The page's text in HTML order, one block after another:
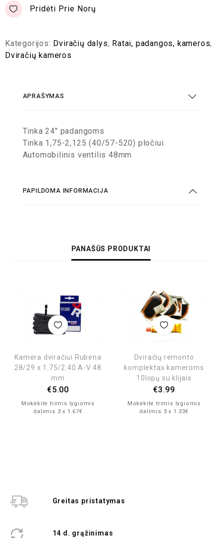
Pridėti Prie Norų
Kategorijos: Dviračių dalys, Ratai, padangos, kameros,
Dviračių kameros
APRAŠYMAS
Tinka 24″ padangoms
Tinka 1,75-2,125 (40/57-520) pločiui
Automobilinis ventilis 48mm
PAPILDOMA INFORMACIJA
PANAŠŪS PRODUKTAI
Kamera dviračiui Rubena
28/29 x 1.75/2.40 A-V 48
mm
€5.00
Mokėkite trimis lygiomis
dalimis 3 x 1.67€
Dviračių remonto
komplektas kameroms
10lopų su klijais
€3.99
Mokėkite trimis lygiomis
dalimis 3 x 1.33€
Greitas pristatymas
14 d. grąžinimas